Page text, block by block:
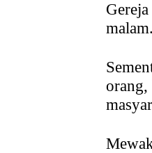
malam.
orang,